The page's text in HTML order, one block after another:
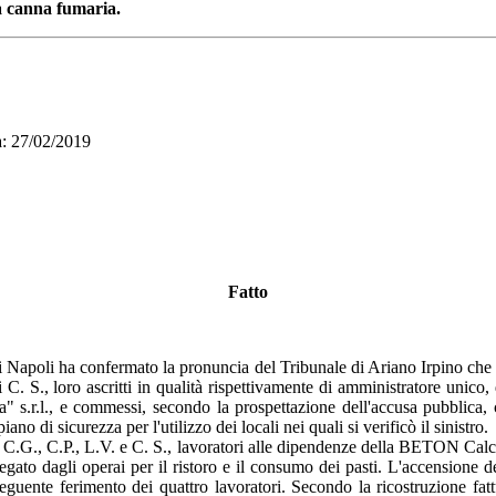
canna fumaria.
27/02/2019
Fatto
ha confermato la pronuncia del Tribunale di Ariano Irpino
S., loro ascritti in qualità rispettivamente di amministratore
e commessi, secondo la prospettazione dell'accusa
di sicurezza per l'utilizzo dei locali nei quali si verificò il sinistro.
C.P., L.V. e C. S., lavoratori alle dipendenze della BETON
dagli operai per il ristoro e il consumo dei pasti. L'accensione
ferimento dei quattro lavoratori. Secondo la ricostruzione